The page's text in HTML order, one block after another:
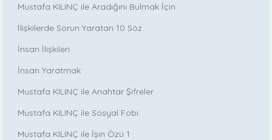
Mustafa KILINÇ ile Aradığını Bulmak İçin
İlişkilerde Sorun Yaratan 10 Söz
İnsan İlişkileri
İnsan Yaratmak
Mustafa KILINÇ ile Anahtar Şifreler
Mustafa KILINÇ ile Sosyal Fobi
Mustafa KILINÇ ile İşin Özü 1